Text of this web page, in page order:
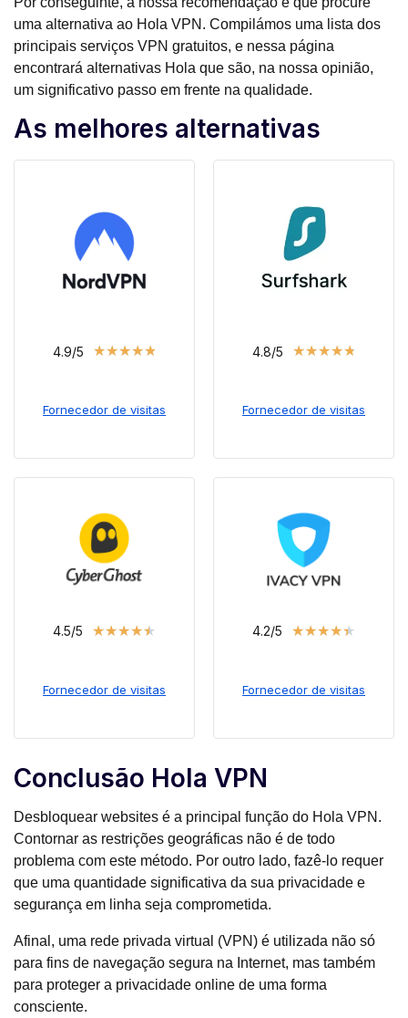
uma alternativa ao Hola VPN. Compilámos uma lista dos
principais serviços VPN gratuitos, e nessa página
encontrará alternativas Hola que são, na nossa opinião,
um significativo passo em frente na qualidade.
As melhores alternativas
4.9/5 ★★★★★
Fornecedor de visitas
4.8/5 ★★★★★
Fornecedor de visitas
4.5/5 ★★★★★
Fornecedor de visitas
4.2/5 ★★★★★
Fornecedor de visitas
Conclusão Hola VPN
Desbloquear websites é a principal função do Hola VPN.
Contornar as restrições geográficas não é de todo
problema com este método. Por outro lado, fazê-lo requer
que uma quantidade significativa da sua privacidade e
segurança em linha seja comprometida.
Afinal, uma rede privada virtual (VPN) é utilizada não só
para fins de navegação segura na Internet, mas também
para proteger a privacidade online de uma forma
consciente.